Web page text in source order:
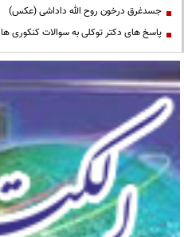
جسدغرق درخون روح الله داداشی (عکس)
پاسخ های دکتر توکلی به سوالات کنکوری ها